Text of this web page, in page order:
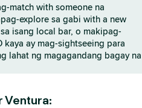
match with someone na
explore sa gabi with a new
isang local bar, o makipag-
kaya ay mag-sightseeing para
lahat ng magagandang bagay na
Ventura: